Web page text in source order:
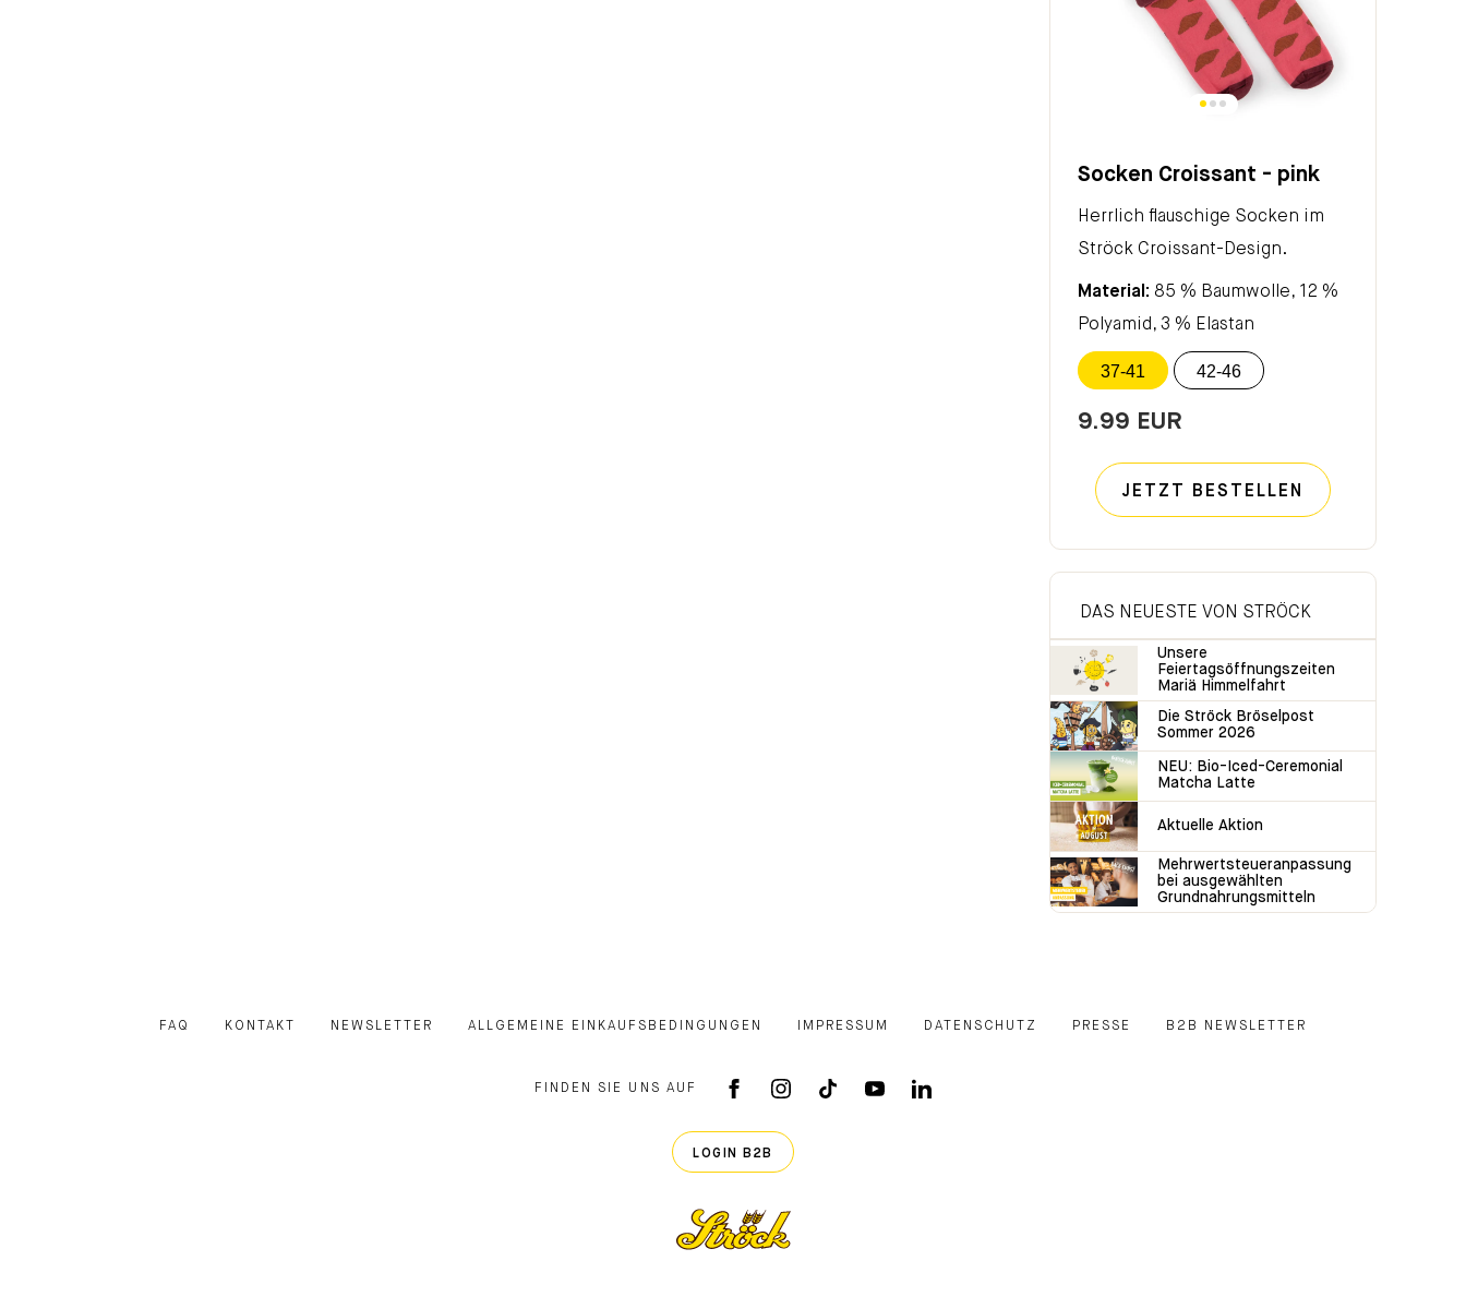
Socken Croissant - pink
Herrlich flauschige Socken im
Ströck Croissant-Design.
Material: 85 % Baumwolle, 12 %
Polyamid, 3 % Elastan
37-41 42-46
9.99 EUR
JETZT BESTELLEN
DAS NEUESTE VON STRÖCK
Unsere
Feiertagsöffnungszeiten
Mariä Himmelfahrt
Die Ströck Bröselpost
Sommer 2026
NEU: Bio-Iced-Ceremonial
Matcha Latte
Aktuelle Aktion
Mehrwertsteueranpassung
bei ausgewählten
Grundnahrungsmitteln
FAQ KONTAKT NEWSLETTER ALLGEMEINE EINKAUFSBEDINGUNGEN IMPRESSUM DATENSCHUTZ PRESSE B2B NEWSLETTER
FINDEN SIE UNS AUF
FACEBOOK APP
INSTAGRAM
TIKTOKYOUTUBE
LINKEDIN
LOGIN B2B